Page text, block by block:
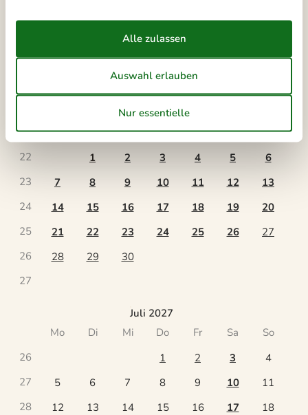
Kalender
Ankunft
Juni 2027
Mo
Di Mi Do Fr Sa
So
22
1 2 3 4 5
6
23
7 8 9 10 11 12
13
24
14 15 16 17 18 19
20
25
21 22 23 24 25 26
27
26
28 29
30
27
Juli 2027
Mo
Di Mi Do Fr Sa
So
26
1 2 3
4
27
5 6 7 8 9 10
11
28
12 13 14 15 16 17
18